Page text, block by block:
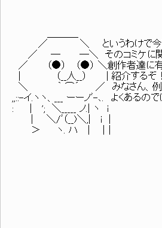
／ ＼ というわけで今
／ ─ ─＼ そのコミケに関
／ （●） （●） ＼創作者達に有
| （__人__） | 紹介するぞ！
＼ ｀ ⌒´ ／ みなさん、例え
,,::-イ.ヽヽ、___ ーーノﾞ-､. よくあるの
: | '; ＼_____ ノ.| ヽ i
| ＼/ﾞ（__)＼,| i |
＞ ヽ. ハ | |｜